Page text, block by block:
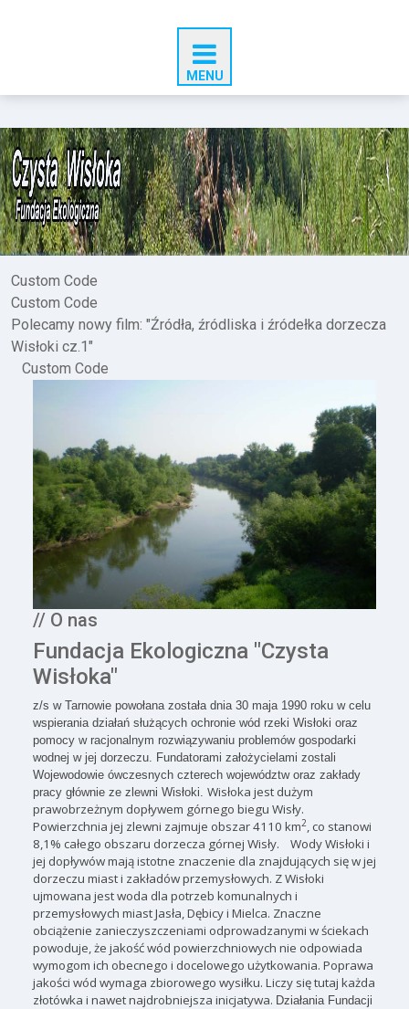
Custom Code
Custom Code
Polecamy nowy film: "Źródła, źródliska i źródełka dorzecza
Wisłoki cz.1"
Custom Code
// O nas
Fundacja Ekologiczna "Czysta
Wisłoka"
z/s w Tarnowie powołana została dnia 30 maja 1990 roku w celu
wspierania działań służących ochronie wód rzeki Wisłoki oraz
pomocy w racjonalnym rozwiązywaniu problemów gospodarki
wodnej w jej dorzeczu. Fundatorami założycielami zostali
Wojewodowie ówczesnych czterech województw oraz zakłady
pracy głównie ze zlewni Wisłoki. Wisłoka jest dużym
prawobrzeżnym dopływem górnego biegu Wisły.
Powierzchnia jej zlewni zajmuje obszar 4110 km2 , co stanowi
8,1% całego obszaru dorzecza górnej Wisły. Wody Wisłoki i
jej dopływów mają istotne znaczenie dla znajdujących się w jej
dorzeczu miast i zakładów przemysłowych. Z Wisłoki
ujmowana jest woda dla potrzeb komunalnych i
przemysłowych miast Jasła, Dębicy i Mielca. Znaczne
obciążenie zanieczyszczeniami odprowadzanymi w ściekach
powoduje, że jakość wód powierzchniowych nie odpowiada
wymogom ich obecnego i docelowego użytkowania. Poprawa
jakości wód wymaga zbiorowego wysiłku. Liczy się tutaj każda
złotówka i nawet najdrobniejsza inicjatywa. Działania Fundacji